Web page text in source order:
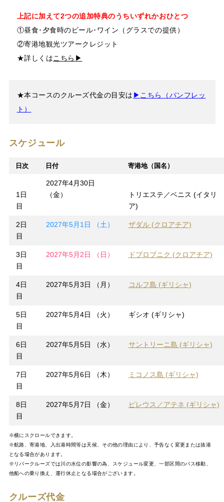
上記に加えて2つの追加特典のうちいずれかおひとつ
①昼食･夕食時のビール･ワイン（グラスでの提供）
②寄港地観光ツアークレジット
★詳しくはこちら▶
★本コースのクルーズ代金の目安は ▶こちら（パンフレッ
ト）
スケジュール
日次 日付 寄港地（国名）
1日
目
2027年4月30日
（金）
トリエステ／ベニス (イタリ
ア)
2日
目
2027年5月1日 （土） ザダル (クロアチア)
3日
目
2027年5月2日 （日） ドブロブニク (クロアチア)
4日
目
2027年5月3日 （月） コルフ島 (ギリシャ)
5日
目
2027年5月4日 （火） ギシオ (ギリシャ)
6日
目
2027年5月5日 （水） サントリーニ島 (ギリシャ)
7日
目
2027年5月6日 （木） ミコノス島 (ギリシャ)
8日
目
2027年5月7日 （金） ピレウス／アテネ (ギリシャ)
※横にスクロールできます。
※航路、寄港地、入出港時間等は天候、その他の理由により、予告なく変更または抜港
となる場合があります。
※リバークルーズでは川の水位の影響の為、スケジュール変更、一部区間のバス移動、
他船への乗り換え、運行休止となる場合がございます。
クルーズ代金